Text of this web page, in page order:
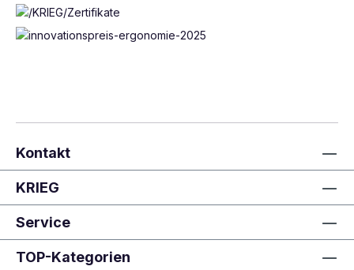
Kontakt
KRIEG
Service
TOP-Kategorien